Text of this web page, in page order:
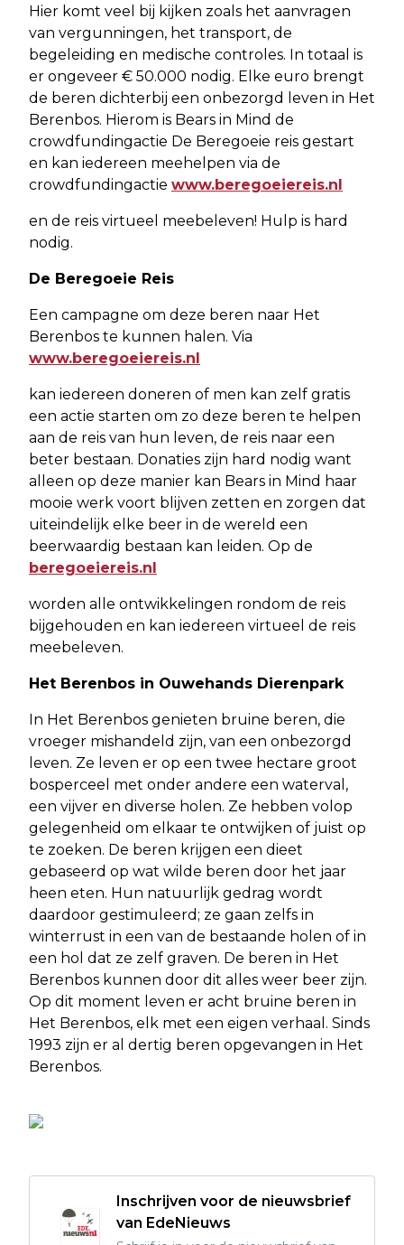
Hier komt veel bij kijken zoals het aanvragen
van vergunningen, het transport, de
begeleiding en medische controles. In totaal is
er ongeveer € 50.000 nodig. Elke euro brengt
de beren dichterbij een onbezorgd leven in Het
Berenbos. Hierom is Bears in Mind de
crowdfundingactie De Beregoeie reis gestart
en kan iedereen meehelpen via de
crowdfundingactie www.beregoeiereis.nl
en de reis virtueel meebeleven! Hulp is hard
nodig.
De Beregoeie Reis
Een campagne om deze beren naar Het
Berenbos te kunnen halen. Via
www.beregoeiereis.nl
kan iedereen doneren of men kan zelf gratis
een actie starten om zo deze beren te helpen
aan de reis van hun leven, de reis naar een
beter bestaan. Donaties zijn hard nodig want
alleen op deze manier kan Bears in Mind haar
mooie werk voort blijven zetten en zorgen dat
uiteindelijk elke beer in de wereld een
beerwaardig bestaan kan leiden. Op de
beregoeiereis.nl
worden alle ontwikkelingen rondom de reis
bijgehouden en kan iedereen virtueel de reis
meebeleven.
Het Berenbos in Ouwehands Dierenpark
In Het Berenbos genieten bruine beren, die
vroeger mishandeld zijn, van een onbezorgd
leven. Ze leven er op een twee hectare groot
bosperceel met onder andere een waterval,
een vijver en diverse holen. Ze hebben volop
gelegenheid om elkaar te ontwijken of juist op
te zoeken. De beren krijgen een dieet
gebaseerd op wat wilde beren door het jaar
heen eten. Hun natuurlijk gedrag wordt
daardoor gestimuleerd; ze gaan zelfs in
winterrust in een van de bestaande holen of in
een hol dat ze zelf graven. De beren in Het
Berenbos kunnen door dit alles weer beer zijn.
Op dit moment leven er acht bruine beren in
Het Berenbos, elk met een eigen verhaal. Sinds
1993 zijn er al dertig beren opgevangen in Het
Berenbos.
Inschrijven voor de nieuwsbrief
van EdeNieuws